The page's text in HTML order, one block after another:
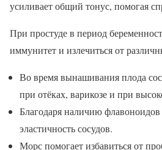
усиливает общий тонус, помогая
При простуде в период
иммунитет и излечиться от
Во время вынашивания плода
при отёках, варикозе и при
Благодаря наличию
эластичность сосудов.
Морс помогает избавиться от